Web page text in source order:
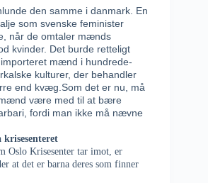
den samme i danmark. En
som svenske feminister
når de omtaler mænds
kvinder. Det burde retteligt
mænd i hundrede-
kulturer, der behandler
end kvæg.Som det er nu, må
være med til at bære
fordi man ikke må nævne
krisesenteret
Oslo Krisesenter tar imot, er
at det er barna deres som finner